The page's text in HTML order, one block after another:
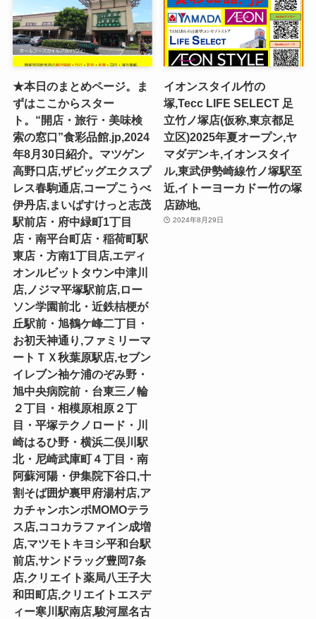
★本日のまとめページ。ま
ずはここからスター
ト。“開店・旅行・美味検
索の窓口”食彩品館.jp,2024
年8月30日紹介。マツゲン
高野口店,ザビッグエクスプ
レス春駒通店,コープこうべ
伊丹店,まいばすけっと志茂
駅前店・府中緑町1丁目
店・南平台町店・稲荷町駅
東店・方南1丁目店,エディ
オンルビットタウン中津川
店,ノジマ平塚駅前店,ロー
ソン学園前北・近鉄桔梗が
丘駅前・旭鶴ケ峰二丁目・
お初天神通り,ファミリーマ
ートＴＸ秋葉原駅店,セブン
イレブン袖ケ浦のぞみ野・
旭中央病院前・台東三ノ輪
２丁目・相模原相原２丁
目・平塚テクノロード・川
崎はるひ野・横浜二俣川駅
北・尼崎武庫町４丁目・南
阿蘇河陽・伊集院下谷口,十
割そば囲炉裏甲府湯村店,ア
カチャンホンポMOMOテラ
ス店,ココカラファイン成増
店,マツモトキヨシ平和台駅
前店,サンドラッグ豊岡7条
店,クリエイト薬局八王子大
和田町店,クリエイトエスデ
ィー寒川駅南店,駿河屋名古
イオンスタイル竹の
塚,Tecc LIFE SELECT ⾜
⽴⽵ノ塚店(仮称,東京都足
立区)2025年夏オープン,ヤ
マダデンキ,イオンスタイ
ル,東武伊勢崎線竹ノ塚駅至
近,イトーヨーカドー竹の塚
店跡地,
2024年8月29日